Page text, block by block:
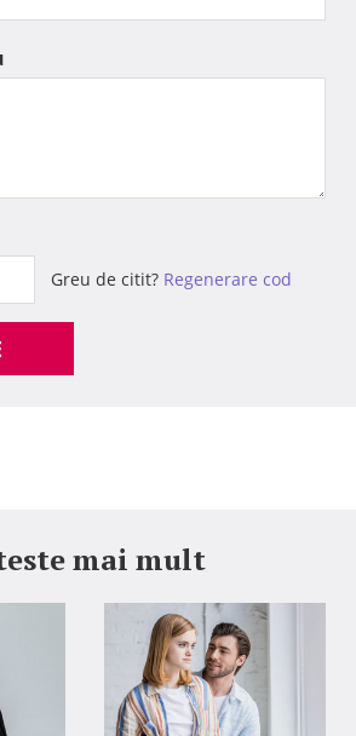
Greu de citit? Regenerare cod
mai mult